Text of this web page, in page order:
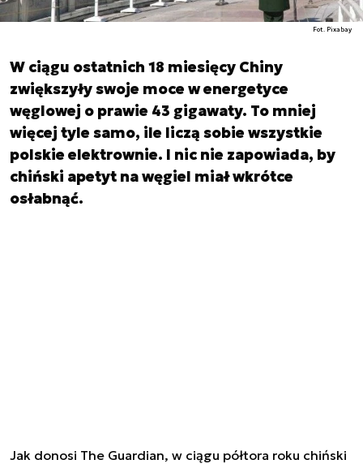
Fot. Pixabay
W ciągu ostatnich 18 miesięcy Chiny
zwiększyły swoje moce w energetyce
węglowej o prawie 43 gigawaty. To mniej
więcej tyle samo, ile liczą sobie wszystkie
polskie elektrownie. I nic nie zapowiada, by
chiński apetyt na węgiel miał wkrótce
osłabnąć.
Jak donosi The Guardian, w ciągu półtora roku chiński